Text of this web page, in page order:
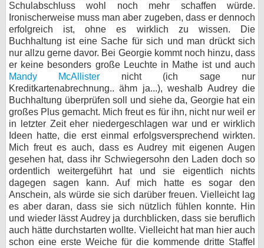
Schulabschluss wohl noch mehr schaffen würde.
Ironischerweise muss man aber zugeben, dass er dennoch
erfolgreich ist, ohne es wirklich zu wissen. Die
Buchhaltung ist eine Sache für sich und man drückt sich
nur allzu gerne davor. Bei Georgie kommt noch hinzu, dass
er keine besonders große Leuchte in Mathe ist und auch
Mandy McAllister nicht (ich sage nur
Kreditkartenabrechnung.. ähm ja...), weshalb Audrey die
Buchhaltung überprüfen soll und siehe da, Georgie hat ein
großes Plus gemacht. Mich freut es für ihn, nicht nur weil er
in letzter Zeit eher niedergeschlagen war und er wirklich
Ideen hatte, die erst einmal erfolgsversprechend wirkten.
Mich freut es auch, dass es Audrey mit eigenen Augen
gesehen hat, dass ihr Schwiegersohn den Laden doch so
ordentlich weitergeführt hat und sie eigentlich nichts
dagegen sagen kann. Auf mich hatte es sogar den
Anschein, als würde sie sich darüber freuen. Vielleicht lag
es aber daran, dass sie sich nützlich fühlen konnte. Hin
und wieder lässt Audrey ja durchblicken, dass sie beruflich
auch hätte durchstarten wollte. Vielleicht hat man hier auch
schon eine erste Weiche für die kommende dritte Staffel
Desktop-Ansicht
myFanbase